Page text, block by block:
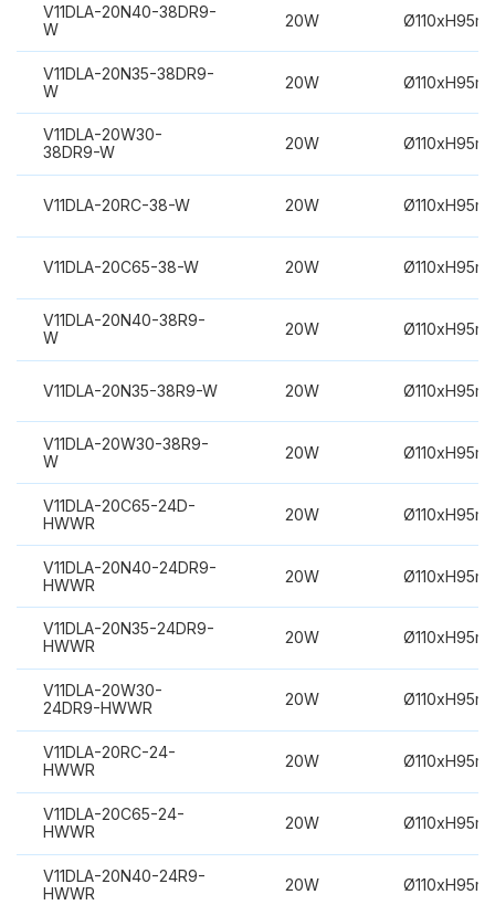
V11DLA-20N40-38DR9-
W
20W
V11DLA-20N35-38DR9-
W
20W
V11DLA-20W30-
38DR9-W
20W
V11DLA-20RC-38-W 20W
V11DLA-20C65-38-W 20W
V11DLA-20N40-38R9-
W
20W
V11DLA-20N35-38R9-W 20W
V11DLA-20W30-38R9-
W
20W
V11DLA-20C65-24D-
HWWR
20W
V11DLA-20N40-24DR9-
HWWR
20W
V11DLA-20N35-24DR9-
HWWR
20W
V11DLA-20W30-
24DR9-HWWR
20W
V11DLA-20RC-24-
HWWR
20W
V11DLA-20C65-24-
HWWR
20W
V11DLA-20N40-24R9-
HWWR
20W